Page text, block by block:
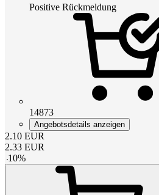
Positive Rückmeldung
14873
Angebotsdetails anzeigen
2.10 EUR
2.33 EUR
-10%